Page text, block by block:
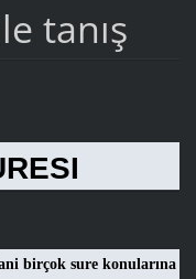
tanış
birçok sure konularına